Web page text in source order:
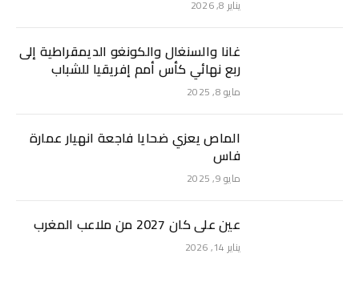
يناير 8, 2026
غانا والسنغال والكونغو الديمقراطية إلى
ربع نهائي كأس أمم إفريقيا للشباب
مايو 8, 2025
الماص يعزي ضحايا فاجعة انهيار عمارة
فاس
مايو 9, 2025
عين على كان 2027 من ملاعب المغرب
يناير 14, 2026